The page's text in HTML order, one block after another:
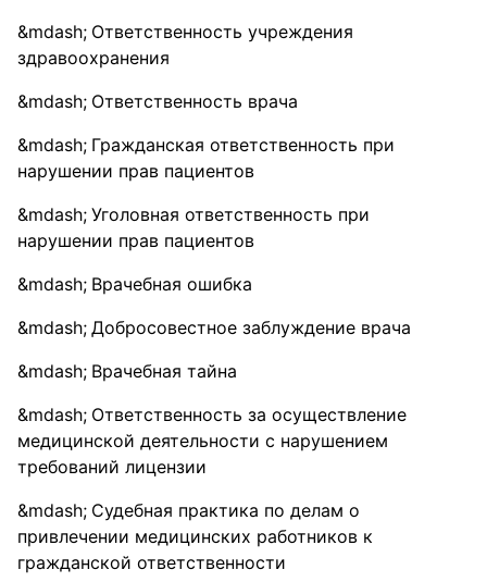
Ответственность учреждения
здравоохранения
Ответственность врача
Гражданская ответственность при
нарушении прав пациентов
Уголовная ответственность при
нарушении прав пациентов
Врачебная ошибка
Добросовестное заблуждение врача
Врачебная тайна
Ответственность за осуществление
медицинской деятельности с нарушением
требований лицензии
Судебная практика по делам о
привлечении медицинских работников к
гражданской ответственности